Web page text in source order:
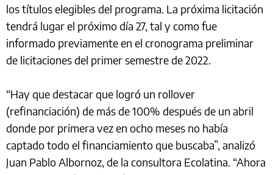
los títulos elegibles del programa. La próxima licitación
tendrá lugar el próximo día 27, tal y como fue
informado previamente en el cronograma preliminar
de licitaciones del primer semestre de 2022.
“Hay que destacar que logró un rollover
(refinanciación) de más de 100% después de un abril
donde por primera vez en ocho meses no había
captado todo el financiamiento que buscaba”, analizó
Juan Pablo Albornoz, de la consultora Ecolatina. “Ahora